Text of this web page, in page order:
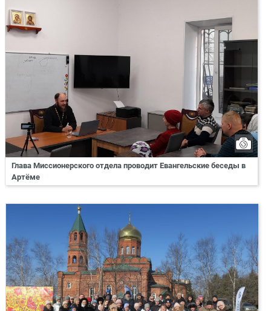
Глава Миссионерского отдела проводит Евангельские беседы в
Артёме